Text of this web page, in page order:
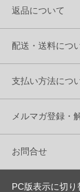
返品について
配送・送料につ
支払い方法につ
メルマガ登録・
お問合せ
PC版表示に切り